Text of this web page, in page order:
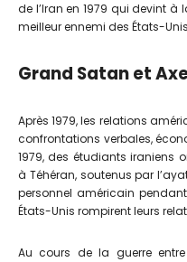
de l’Iran en 1979 qui devint
meilleur ennemi des États-
Grand Satan et
Après 1979, les relations
confrontations verbales,
1979, des étudiants iraniens
à Téhéran, soutenus par
personnel américain
États-Unis rompirent leurs
Au cours de la guerre entre